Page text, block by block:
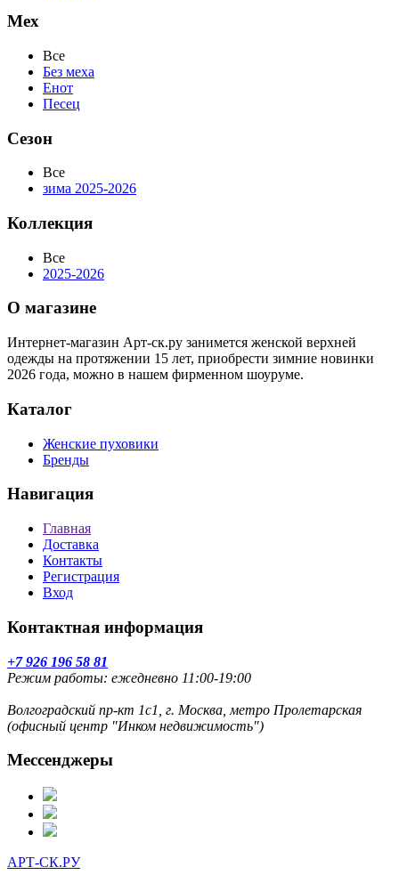
Мех
Все
Без меха
Енот
Песец
Сезон
Все
зима 2025-2026
Коллекция
Все
2025-2026
О магазине
Интернет-магазин Арт-ск.ру занимется женской верхней
одежды на протяжении 15 лет, приобрести зимние новинки
2026 года, можно в нашем фирменном шоуруме.
Каталог
Женские пуховики
Бренды
Навигация
Главная
Доставка
Контакты
Регистрация
Вход
Контактная информация
+7 926 196 58 81
Режим работы: ежедневно 11:00-19:00
Волгоградский пр-кт 1с1, г. Москва, метро Пролетарская
(офисный центр "Инком недвижимость")
Мессенджеры
АРТ-СК.РУ